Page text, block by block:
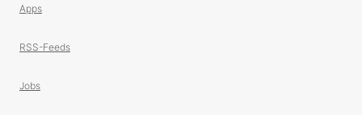
Apps
RSS-Feeds
Jobs